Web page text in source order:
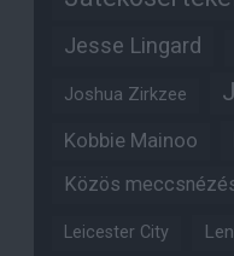
Jesse Lingard
Joshua Zirkzee
Kobbie Mainoo
Közös
Leicester City